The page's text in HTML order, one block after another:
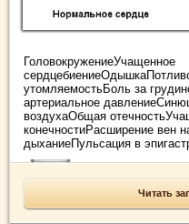
ГоловокружениеУчащенное
утомляемостьБоль за
артериальное
воздухаОбщая
конечностиРасширение вен
дыханиеПульсация в
Читать